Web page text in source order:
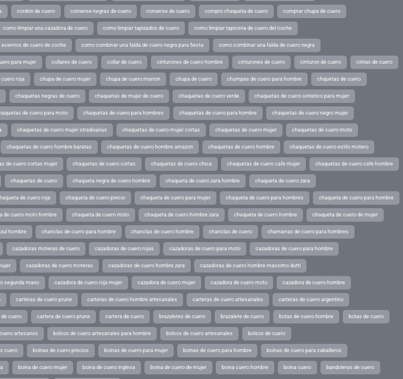
cordon de cuero converse negras de cuero converse de cuero compro chaqueta de cuero comprar chupa de cuero
como limpiar una cazadora de cuero como limpiar tapizados de cuero como limpiar tapiceria de cuero del coche
de cuero de coche como combinar una falda de cuero negra para fiesta como combinar una falda de cuero negra
para mujer collares de cuero collar de cuero cinturones de cuero hombre cinturones de cuero cinturon de cuero cintas de cuero
cuero roja chupa de cuero mujer chupa de cuero marron chupa de cuero chumpas de cuero para hombre chquetas de cuero
chaquetas negras de cuero chaquetas de mujer de cuero chaquetas de cuero verde chaquetas de cuero sintetico para mujer
de cuero para moto chaquetas de cuero para hombres chaquetas de cuero para hombre chaquetas de cuero negro mujer
chaquetas de cuero mujer stradivarius chaquetas de cuero mujer cortas chaquetas de cuero mujer chaquetas de cuero moto
chaquetas de cuero hombre baratas chaquetas de cuero hombre amazon chaquetas de cuero hombre chaquetas de cuero estilo motero
de cuero cortas mujer chaquetas de cuero cortas chaquetas de cuero chica chaquetas de cuero cafe mujer chaquetas de cuero cafe hombre
chaquetas de cuero chaqueta negra de cuero hombre chaqueta de cuero zara hombre chaqueta de cuero zara
de cuero roja chaqueta de cuero precio chaqueta de cuero para mujer chaqueta de cuero para hombres chaqueta de cuero para hombre
de cuero moto hombre chaqueta de cuero moto chaqueta de cuero hombre zara chaqueta de cuero hombre chaqueta de cuero de mujer
hombre chanclas de cuero para hombre chanclas de cuero hombre chanclas de cuero chamarras de cuero para hombres
cazadoras moteras de cuero cazadoras de cuero rojas cazadoras de cuero para moto cazadoras de cuero para hombre
cazadoras de cuero moteras cazadoras de cuero hombre zara cazadoras de cuero hombre massimo dutti
segunda mano cazadora de cuero roja mujer cazadora de cuero mujer cazadora de cuero moto cazadora de cuero hombre
carteras de cuero prune carteras de cuero hombre artesanales carteras de cuero artesanales carteras de cuero argentino
cuero cartera de cuero prune cartera de cuero brazaletes de cuero brazalete de cuero botas de cuero hombre botas de cuero
artesanos bolsos de cuero artesanales para hombre bolsos de cuero artesanales bolsos de cuero
cuero boinas de cuero precios boinas de cuero para mujer boinas de cuero para hombre boinas de cuero para caballeros
boina de cuero mujer boina de cuero inglesa boina de cuero de mujer boina cuero hombre boina cuero bandoleras de cuero